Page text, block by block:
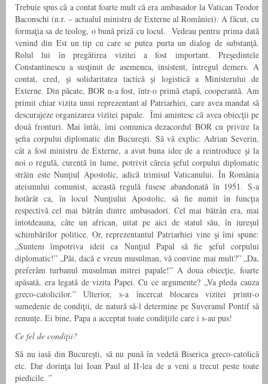
Trebuie spus că a contat foarte mult că era ambasador la Vatican Teodor
Baconschi (n.r. – actualul ministru de Externe al României). A făcut, cu
formaţia sa de teolog, o bună priză cu locul. Vedeau pentru prima dată
venind din Est un tip cu care se putea purta un dialog de substanţă.
Rolul lui în pregătirea vizitei a fost important. Preşedintele
Constantinescu a susţinut de asemenea, insistent, întregul demers. A
contat, cred, şi solidaritatea tactică şi logistică a Ministerului de
Externe. Din păcate, BOR n-a fost, într-o primă etapă, cooperantă. Am
primit chiar vizita unui reprezentant al Patriarhiei, care avea mandat să
descurajeze organizarea vizitei papale. Îmi amintesc că avea obiecţii pe
două fronturi. Mai întâi, îmi comunica dezacordul BOR cu privire la
şefia corpului diplomatic din Bucureşti. Să vă explic: Adrian Severin,
cât a fost ministru de Externe, a avut buna idee de a reintroduce şi la
noi o regulă, curentă în lume, potrivit căreia şeful corpului diplomatic
străin este Nunţiul Apostolic, adică trimisul Vaticanului. În România
ateismului comunist, această regulă fusese abandonată în 1951. S-a
hotărât ca, în locul Nunţiului Apostolic, să fie numit în funcţia
respectivă cel mai bătrân dintre ambasadori. Cel mai bătrân era, mai
întotdeauna, câte un african, uitat pe aici de statul său, în iureşul
schimbărilor politice. Or, reprezentantul Patriarhiei vine şi îmi spune:
„Suntem împotriva ideii ca Nunţiul Papal să fie şeful corpului
diplomatic!” „Păi, dacă e vreun musulman, vă convine mai mult?” „Da,
preferăm turbanul musulman mitrei papale!” A doua obiecţie, foarte
apăsată, era legată de vizita Papei. Cu ce argumente? „Va pleda cauza
greco-catolicilor.” Ulterior, s-a încercat blocarea vizitei printr-o
sumedenie de condiţii, de natură să-l determine pe Suveranul Pontif să
renunţe. Ei bine, Papa a acceptat toate condiţiile care i s-au pus!
Ce fel de condiţii?
Să nu iasă din Bucureşti, să nu pună în vedetă Biserica greco-catolică
etc. Dar dorinţa lui Ioan Paul al II-lea de a veni a trecut peste toate
piedicile. ”